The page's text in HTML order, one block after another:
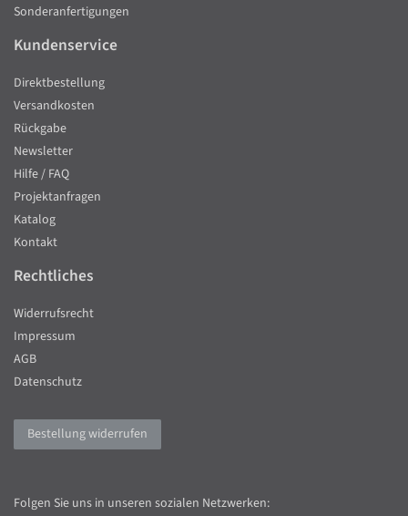
Sonderanfertigungen
Kundenservice
Direktbestellung
Versandkosten
Rückgabe
Newsletter
Hilfe / FAQ
Projektanfragen
Katalog
Kontakt
Rechtliches
Widerrufsrecht
Impressum
AGB
Datenschutz
Bestellung widerrufen
Folgen Sie uns in unseren sozialen Netzwerken: